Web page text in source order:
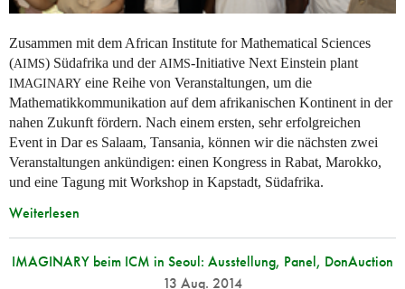
Zusammen mit dem African Institute for Mathematical Sciences
(AIMS) Südafrika und derAIMS-Initiative Next Einstein plant
IMAGINARY eine Reihe von Veranstaltungen, um die
Mathematikkommunikation auf dem afrikanischen Kontinent in der
nahen Zukunft fördern. Nach einem ersten, sehr erfolgreichen
Event in Dar es Salaam, Tansania, können wir die nächsten zwei
Veranstaltungen ankündigen: einen Kongress in Rabat, Marokko,
und eine Tagung mit Workshop in Kapstadt, Südafrika.
Weiterlesen
IMAGINARY beim ICM in Seoul: Ausstellung, Panel, DonAuction
13 Aug. 2014